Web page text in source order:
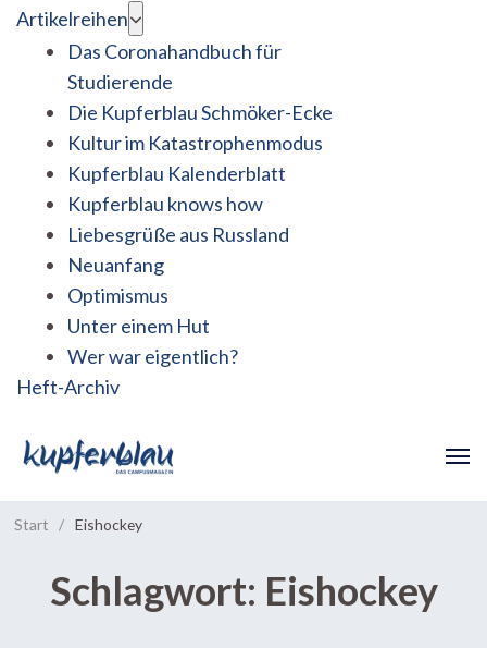
Artikelreihen
Das Coronahandbuch für
Studierende
Die Kupferblau Schmöker-Ecke
Kultur im Katastrophenmodus
Kupferblau Kalenderblatt
Kupferblau knows how
Liebesgrüße aus Russland
Neuanfang
Optimismus
Unter einem Hut
Wer war eigentlich?
Heft-Archiv
Start / Eishockey
Schlagwort: Eishockey